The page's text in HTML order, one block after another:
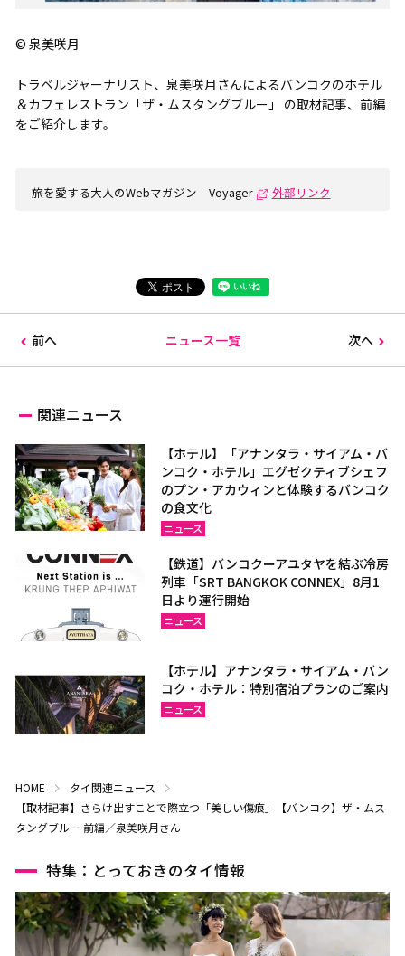
© 泉美咲月
トラベルジャーナリスト、泉美咲月さんによるバンコクのホテル
＆カフェレストラン「ザ・ムスタングブルー」 の取材記事、前編
をご紹介します。
旅を愛する大人のWebマガジン Voyager 外部リンク
前へ ニュース一覧 次へ
関連ニュース
【ホテル】「アナンタラ・サイアム・バ
ンコク・ホテル」エグゼクティブシェフ
のプン・アカウィンと体験するバンコク
の食文化
ニュース
【鉄道】バンコクーアユタヤを結ぶ冷房
列車「SRT BANGKOK CONNEX」8月1
日より運行開始
ニュース
【ホテル】アナンタラ・サイアム・バン
コク・ホテル：特別宿泊プランのご案内
ニュース
HOME
タイ関連ニュース
【取材記事】さらけ出すことで際立つ「美しい傷痕」【バンコク】ザ・ムス
タングブルー 前編／泉美咲月さん
特集：とっておきのタイ情報